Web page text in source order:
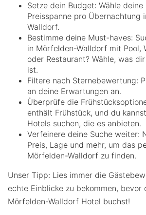
Setze dein Budget: Wähle
Preisspanne pro Übernachtung
Walldorf.
Bestimme deine Must-haves:
in Mörfelden-Walldorf mit Pool,
oder Restaurant? Wähle, was
ist.
Filtere nach Sternebewertung:
an deine Erwartungen an.
Überprüfe die
enthält Frühstück, und du
Hotels suchen, die es anbieten.
Verfeinere deine Suche weiter:
Preis, Lage und mehr, um das
Mörfelden-Walldorf zu finden.
Unser Tipp: Lies immer die
echte Einblicke zu bekommen, bevor
Mörfelden-Walldorf Hotel buchst!